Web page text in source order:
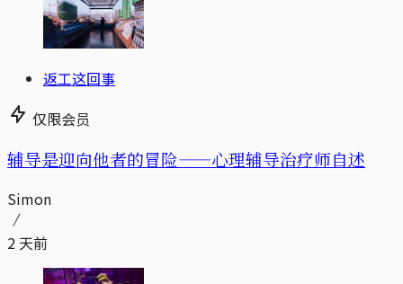
返工这回事
仅限会员
辅导是迎向他者的冒险——心理辅导治疗师自述
Simon
2 天前